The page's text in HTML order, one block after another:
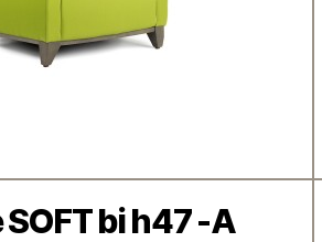
Catégories
bi h47 -A